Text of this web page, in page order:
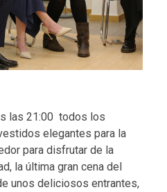
las 21:00 todos los
elegantes para la
para disfrutar de la
la última gran cena del
unos deliciosos entrantes,